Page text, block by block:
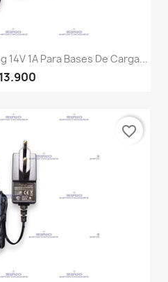
1A Para Bases De Carga...
favorite_border